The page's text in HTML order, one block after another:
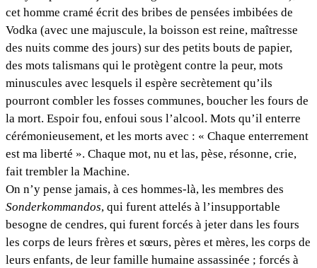
cet homme cramé écrit des bribes de pensées imbibées de
Vodka (avec une majuscule, la boisson est reine, maîtresse
des nuits comme des jours) sur des petits bouts de papier,
des mots talismans qui le protègent contre la peur, mots
minuscules avec lesquels il espère secrètement qu’ils
pourront combler les fosses communes, boucher les fours de
la mort. Espoir fou, enfoui sous l’alcool. Mots qu’il enterre
cérémonieusement, et les morts avec : « Chaque enterrement
est ma liberté ». Chaque mot, nu et las, pèse, résonne, crie,
fait trembler la Machine.
On n’y pense jamais, à ces hommes-là, les membres des
Sonderkommandos, qui furent attelés à l’insupportable
besogne de cendres, qui furent forcés à jeter dans les fours
les corps de leurs frères et sœurs, pères et mères, les corps de
leurs enfants, de leur famille humaine assassinée ; forcés à